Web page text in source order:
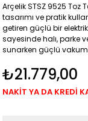
Arçelik STSZ 9525 Toz
tasarımı ve pratik
getiren güçlü bir
sayesinde halı, parke
sunarken güçlü vakum
₺21.779,00
NAKİT YA DA KREDİ